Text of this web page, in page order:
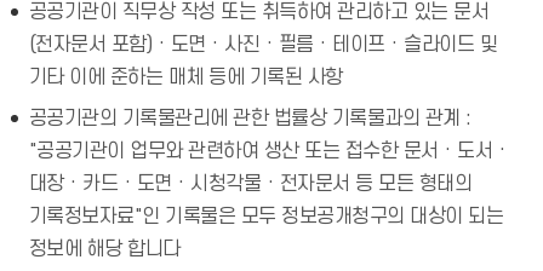
공공기관이 직무상 작성 또는 취득하여 관리하고 있는 문서
(전자문서 포함) · 도면 · 사진 · 필름 · 테이프 · 슬라이드 및
기타 이에 준하는 매체 등에 기록된 사항
공공기관의 기록물관리에 관한 법률상 기록물과의 관계 :
"공공기관이 업무와 관련하여 생산 또는 접수한 문서 · 도서 ·
대장 · 카드 · 도면 · 시청각물 · 전자문서 등 모든 형태의
기록정보자료"인 기록물은 모두 정보공개청구의 대상이 되는
정보에 해당 합니다